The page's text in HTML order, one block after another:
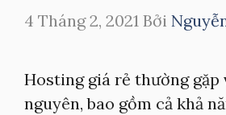
4 Tháng 2, 2021 Bởi
Hosting giá rẻ thường gặp
nguyên, bao gồm cả khả